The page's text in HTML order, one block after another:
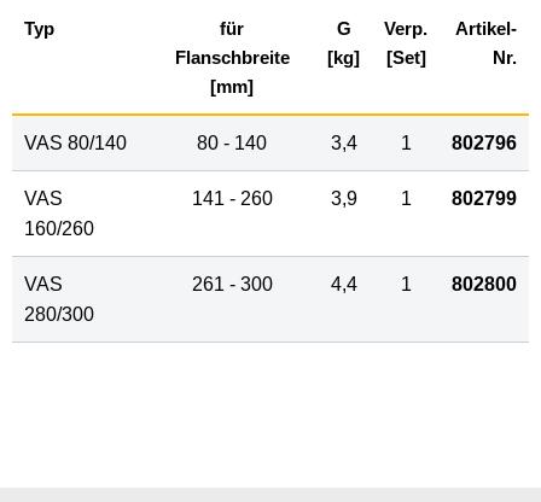
Typ
für
Flanschbreite
[mm]
G
[kg]
Verp.
[Set]
Artikel-
Nr.
VAS 80/140 80 - 140 3,4 1 802796
VAS
160/260
141 - 260 3,9 1 802799
VAS
280/300
261 - 300 4,4 1 802800